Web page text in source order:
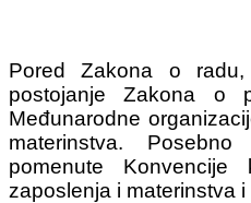
Pored Zakona o
postojanje Zakona o
Međunarodne
materinstva.
pomenute
zaposlenja i materinstva